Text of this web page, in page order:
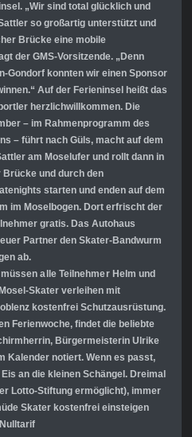
„Wir sind total glücklich und
so großartig unterstützt und
Brücke eine mobile
der GMS-Vorsitzende. „Denn
Gondorf konnten wir einen Sponsor
Auf der Ferieninsel heißt das
herzlichwillkommen. Die
– im Rahmenprogramm des
– führt nach Güls, macht auf dem
am Moselufer und rollt dann in
und durch den
starten und enden auf dem
im Moselbogen. Dort erfrischt der
gratis. Das Autohaus
Partner den Skater-Bandwurm
ab.
alle Teilnehmer Helm und
Skater verleihen mit
kostenfrei Schutzausrüstung.
Ferienwoche, findet die beliebte
Bürgermeisterin Ulrike
Kalender notiert. Wenn es passt,
an die kleinen Schängel. Dreimal
Lotto-Stiftung ermöglicht), immer
Skater kostenfrei einsteigen